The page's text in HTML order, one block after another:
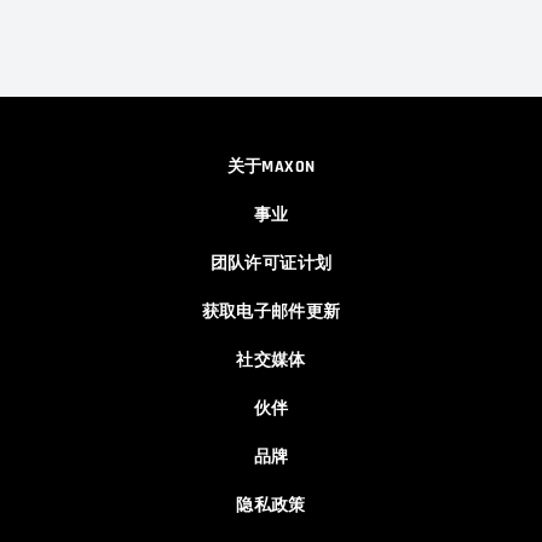
关于MAXON
事业
团队许可证计划
获取电子邮件更新
社交媒体
伙伴
品牌
隐私政策